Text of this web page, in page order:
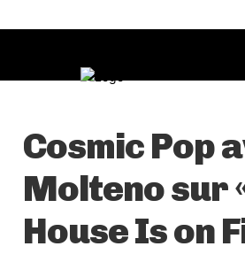
Cosmic Pop
Molteno sur
House Is on